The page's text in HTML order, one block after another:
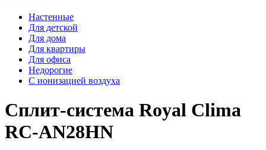
Настенные
Для детской
Для дома
Для квартиры
Для офиса
Недорогие
С ионизацией воздуха
Сплит-система Royal Clima
RC-AN28HN